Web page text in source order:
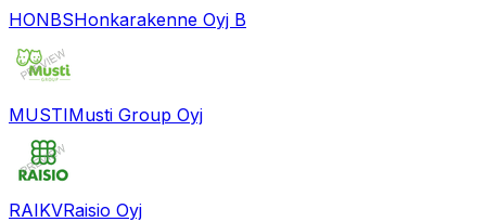
HONBSHonkarakenne Oyj B
MUSTIMusti Group Oyj
RAIKVRaisio Oyj